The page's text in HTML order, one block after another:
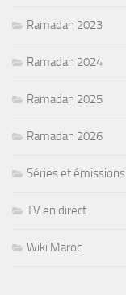
Ramadan 2023
Ramadan 2024
Ramadan 2025
Ramadan 2026
Séries et émissions
TV en direct
Wiki Maroc